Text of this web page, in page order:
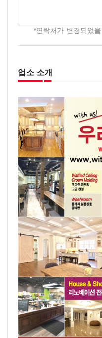
*연락처가 변경되었
업소 소개